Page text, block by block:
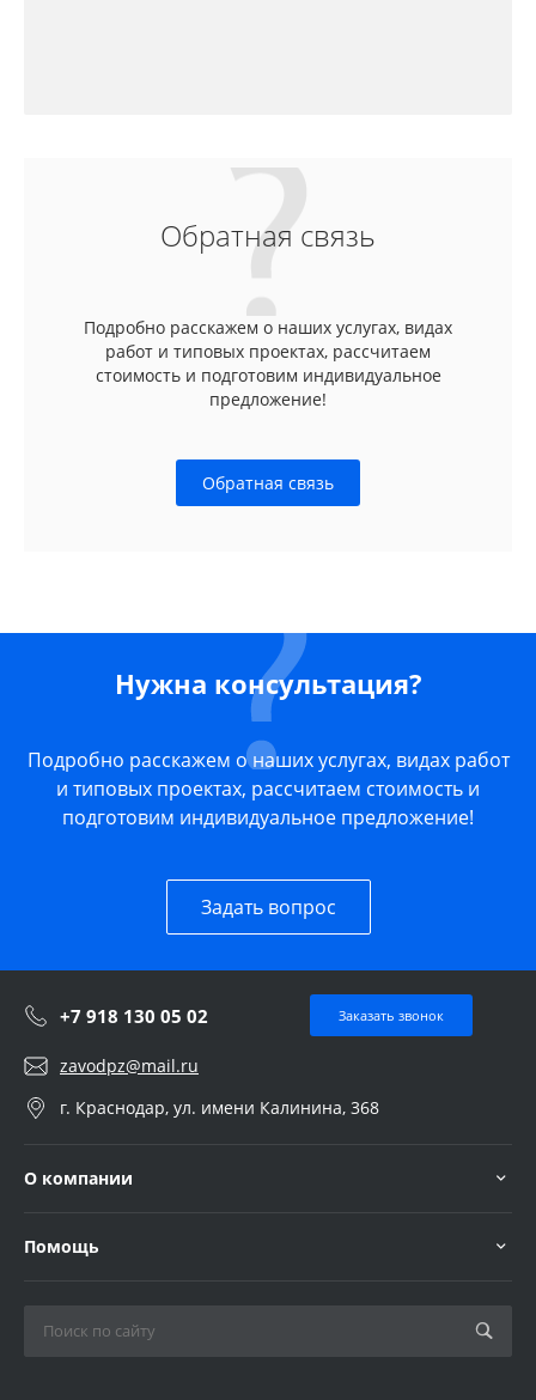
Обратная связь
Подробно расскажем о наших услугах, видах
работ и типовых проектах, рассчитаем
стоимость и подготовим индивидуальное
предложение!
Обратная связь
Нужна консультация?
Подробно расскажем о наших услугах, видах работ
и типовых проектах, рассчитаем стоимость и
подготовим индивидуальное предложение!
Задать вопрос
+7 918 130 05 02 Заказать звонок
zavodpz@mail.ru
г. Краснодар, ул. имени Калинина, 368
О компании
Помощь